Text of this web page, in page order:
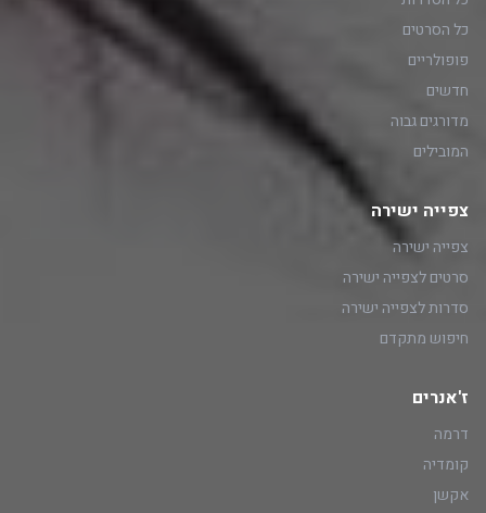
כל הסרטים
פופולריים
חדשים
מדורגים גבוה
המובילים
צפייה ישירה
צפייה ישירה
סרטים לצפייה ישירה
סדרות לצפייה ישירה
חיפוש מתקדם
ז'אנרים
דרמה
קומדיה
אקשן